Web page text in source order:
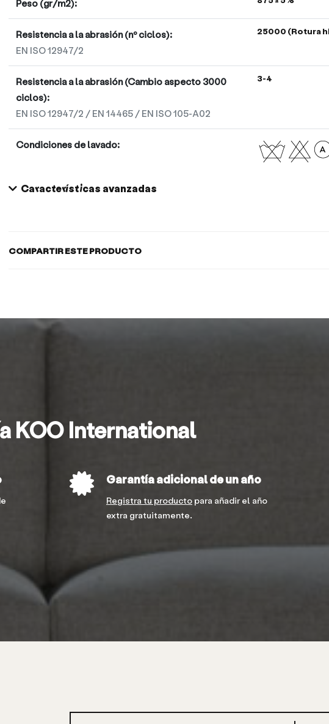
Peso (gr/m2):
Resistencia a la abrasión (nº ciclos):
EN ISO 12947/2
25000 (Rotura
Resistencia a la abrasión (Cambio aspecto 3000
ciclos):
EN ISO 12947/2 / EN 14465 / EN ISO 105-A02
3-4
Condiciones de lavado:
Características avanzadas
COMPARTIR ESTE PRODUCTO
KOO International
Garantía adicional de un año
Registra tu producto para añadir el año
extra gratuitamente.